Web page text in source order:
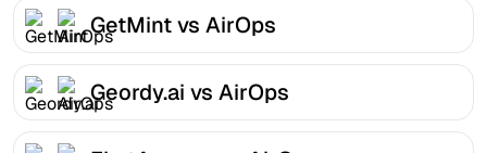
GetMint vs AirOps
Geordy.ai vs AirOps